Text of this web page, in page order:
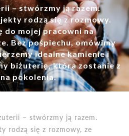
– stwórzmy ją razem.
rodzą się z rozmowy.
do mojej pracowni na
Bez pośpiechu, omówimy
idealne kamienie i
biżuterię, która zostanie z
pokolenia.
– stwórzmy ją razem.
rodzą się z rozmowy, ze